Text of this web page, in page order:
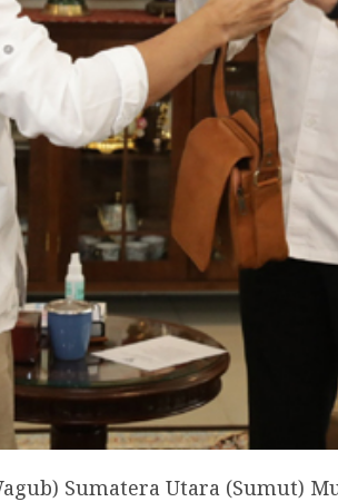
Sumatera Utara (Sumut)